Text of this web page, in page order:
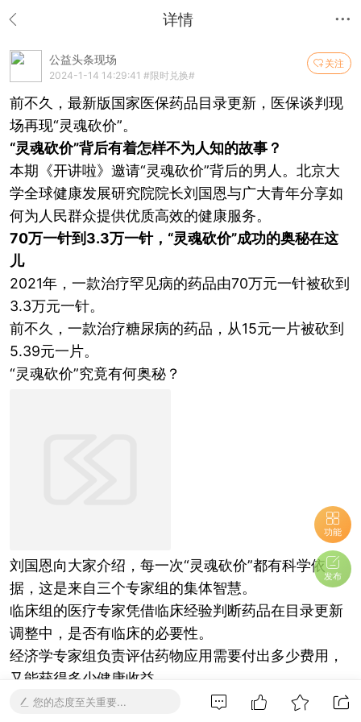
详情
关注
公益头条现场
2024-1-14 14:29:41 #限时兑换#
前不久，最新版国家医保药品目录更新，医保谈判现
场再现“灵魂砍价”。
“灵魂砍价”背后有着怎样不为人知的故事？
本期《开讲啦》邀请“灵魂砍价”背后的男人。北京大
学全球健康发展研究院院长刘国恩与广大青年分享如
何为人民群众提供优质高效的健康服务。
70万一针到3.3万一针，“灵魂砍价”成功的奥秘在这
儿
2021年，一款治疗罕见病的药品由70万元一针被砍到
3.3万元一针。
前不久，一款治疗糖尿病的药品，从15元一片被砍到
5.39元一片。
“灵魂砍价”究竟有何奥秘？
刘国恩向大家介绍，每一次“灵魂砍价”都有科学依
据，这是来自三个专家组的集体智慧。
临床组的医疗专家凭借临床经验判断药品在目录更新
调整中，是否有临床的必要性。
经济学专家组负责评估药物应用需要付出多少费用，
又能获得多少健康收益。
医保基金测算组负责计算药品纳入医保药品目录是不
您的态度至关重要...
功能
发布